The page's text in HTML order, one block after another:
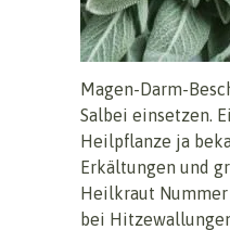
Magen-Darm-
Salbei einsetzen.
Heilpflanze ja
Erkältungen und
Heilkraut Nummer
bei